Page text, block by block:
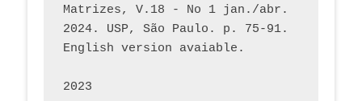
Matrizes, V.18 - No 1 jan./abr.
2024. USP, São Paulo. p. 75-91.
English version avaiable.
2023